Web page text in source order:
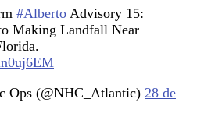
#Alberto Advisory 15:
Making Landfall Near
(@NHC_Atlantic) 28 de